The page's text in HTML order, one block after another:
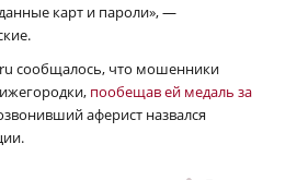
карт и пароли», —
сообщалось, что мошенники
пообещав ей медаль за
аферист назвался